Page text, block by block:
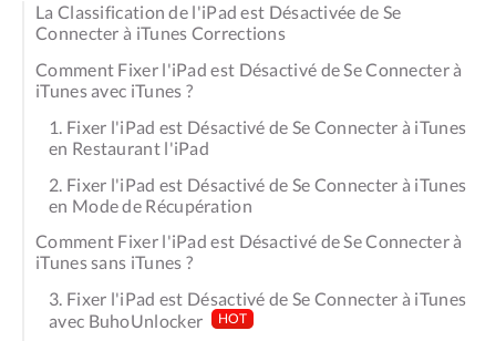
La Classification de l'iPad est Désactivée de Se
Connecter à iTunes Corrections
Comment Fixer l'iPad est Désactivé de Se Connecter à
iTunes avec iTunes ?
1. Fixer l'iPad est Désactivé de Se Connecter à iTunes
en Restaurant l'iPad
2. Fixer l'iPad est Désactivé de Se Connecter à iTunes
en Mode de Récupération
Comment Fixer l'iPad est Désactivé de Se Connecter à
iTunes sans iTunes ?
3. Fixer l'iPad est Désactivé de Se Connecter à iTunes
avec BuhoUnlocker
HOT